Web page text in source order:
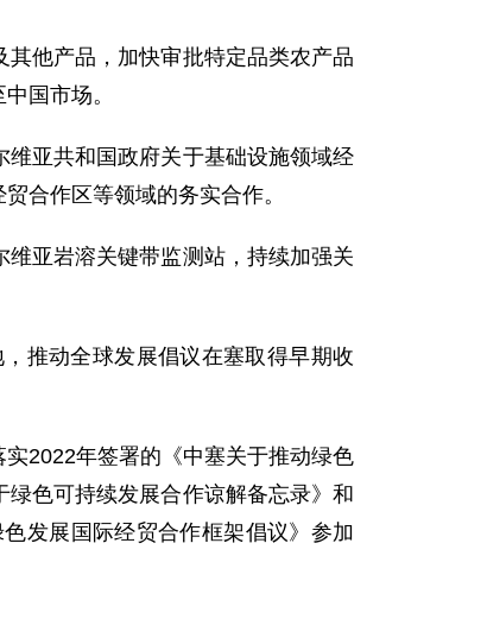
他产品，加快审批特定品类农产品
国市场。
亚共和国政府关于基础设施领域经
合作区等领域的务实合作。
亚岩溶关键带监测站，持续加强关
推动全球发展倡议在塞取得早期收
2022年签署的《中塞关于推动绿色
色可持续发展合作谅解备忘录》和
发展国际经贸合作框架倡议》参加